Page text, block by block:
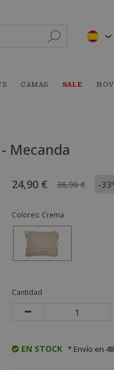
CAMAS SALE
Mecanda
24,90 € 36,90 € -
Colores: Crema
Cantidad
EN STOCK * Envío en